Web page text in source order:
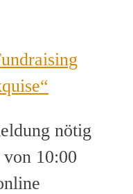
nötig
10:00